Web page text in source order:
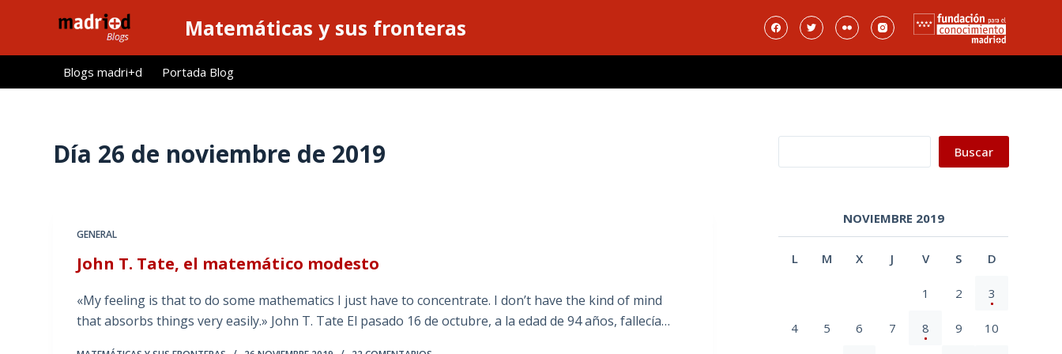
l
Matemáticas y sus fronteras
Blogs madri+d Portada Blog
Día 26 de noviembre de 2019
GENERAL
John T. Tate, el matemático modesto
«My feeling is that to do some mathematics I just have to concentrate. I don’t have the kind of mind
that absorbs things very easily.» John T. Tate El pasado 16 de octubre, a la edad de 94 años, fallecía…
Buscar
NOVIEMBRE 2019
L M X J V S D
1 2 3
4 5 6 7 8 9 10